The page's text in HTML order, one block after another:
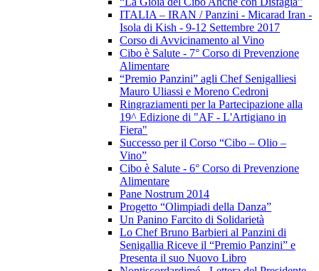
ITALIA – IRAN / Panzini - Micarad Iran -
Isola di Kish - 9-12 Settembre 2017
Corso di Avvicinamento al Vino
Cibo è Salute - 7° Corso di Prevenzione
Alimentare
“Premio Panzini” agli Chef Senigalliesi
Mauro Uliassi e Moreno Cedroni
Ringraziamenti per la Partecipazione alla
19^ Edizione di "AF - L'Artigiano in
Fiera"
Successo per il Corso “Cibo – Olio –
Vino”
Cibo è Salute - 6° Corso di Prevenzione
Alimentare
Pane Nostrum 2014
Progetto “Olimpiadi della Danza”
Un Panino Farcito di Solidarietà
Lo Chef Bruno Barbieri al Panzini di
Senigallia Riceve il “Premio Panzini” e
Presenta il suo Nuovo Libro